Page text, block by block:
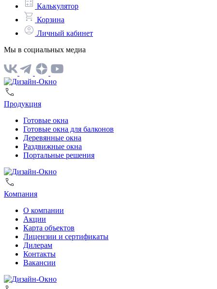
Калькулятор
Корзина
Личный кабинет
Мы в социальных медиа
Продукция
Готовые окна
Готовые окна для балконов
Деревянные окна
Раздвижные окна
Портальные решения
Компания
О компании
Акции
Карта объектов
Лицензии и сертификаты
Дилерам
Контакты
Вакансии